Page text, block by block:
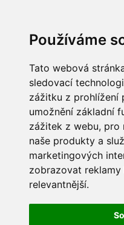
Používáme
Tato webová
sledovací
zážitku z prohlížení
umožnění základní
zážitek z webu, pro
naše produkty a
marketingových
zobrazovat
relevantnější.